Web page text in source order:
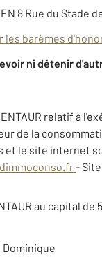
8 Rue du Stade
les barèmes
ni détenir
relatif à
de la
le site internet
-
au capital
Dominique